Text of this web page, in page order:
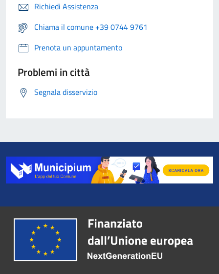
Richiedi Assistenza
Chiama il comune +39 0744 9761
Prenota un appuntamento
Problemi in città
Segnala disservizio